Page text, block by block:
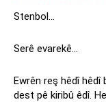
Stenbol…
Serê evarekê…
Ewrên reş hêdî hêdî
dest pê kiribû êdî.